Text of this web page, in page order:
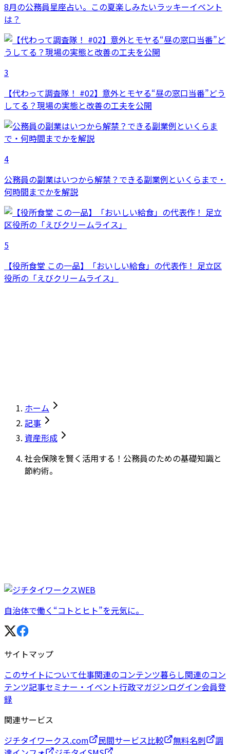
8月の公務員星座占い。この夏楽しみたいラッキーイベント
は？
3
【代わって調査隊！ #02】意外とモヤる“昼の窓口当番”どう
してる？現場の実態と改善の工夫を公開
4
公務員の副業はいつから解禁？できる副業例といくらまで・
何時間までかを解説
5
【役所食堂 この一品】「おいしい給食」の代表作！ 足立区
役所の「えびクリームライス」
ホーム
記事
資産形成
社会保険を賢く活用する！公務員のための基礎知識と
節約術。
自治体で働く“コトとヒト”を元気に。
サイトマップ
このサイトについて仕事関連のコンテンツ暮らし関連のコン
テンツ記事セミナー・イベント行政マガジンログイン会員登
録
関連サービス
ジチタイワークス.com
民間サービス比較 無料名刺
調